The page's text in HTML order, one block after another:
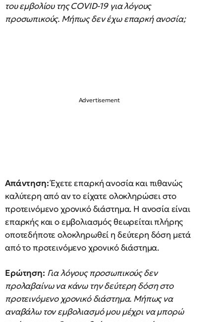
του εμβολίου της COVID-19 για λόγους
προσωπικούς. Μήπως δεν έχω επαρκή ανοσία;
Απάντηση:Έχετε επαρκή ανοσία και πιθανώς
καλύτερη από αν το είχατε ολοκληρώσει στο
προτεινόμενο χρονικό διάστημα. Η ανοσία είναι
επαρκής και ο εμβολιασμός θεωρείται πλήρης
οποτεδήποτε ολοκληρωθεί η δεύτερη δόση μετά
από το προτεινόμενο χρονικό διάστημα.
Ερώτηση: Για λόγους προσωπικούς δεν
προλαβαίνω να κάνω την δεύτερη δόση στο
προτεινόμενο χρονικό διάστημα. Μήπως να
αναβάλω τον εμβολιασμό μου μέχρι να μπορώ